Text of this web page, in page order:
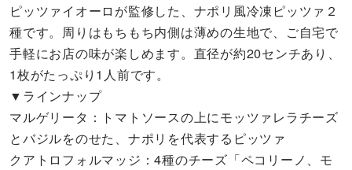
ピッツァイオーロが監修した、ナポリ風冷凍ピッツァ２
種です。周りはもちもち内側は薄めの生地で、ご自宅で
手軽にお店の味が楽しめます。直径が約20センチあり、
1枚がたっぷり1人前です。
▼ラインナップ
マルゲリータ：トマトソースの上にモッツァレラチーズ
とバジルをのせた、ナポリを代表するピッツァ
クアトロフォルマッジ：4種のチーズ「ペコリーノ、モ